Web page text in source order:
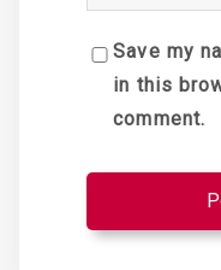
Save my
in this
comment.